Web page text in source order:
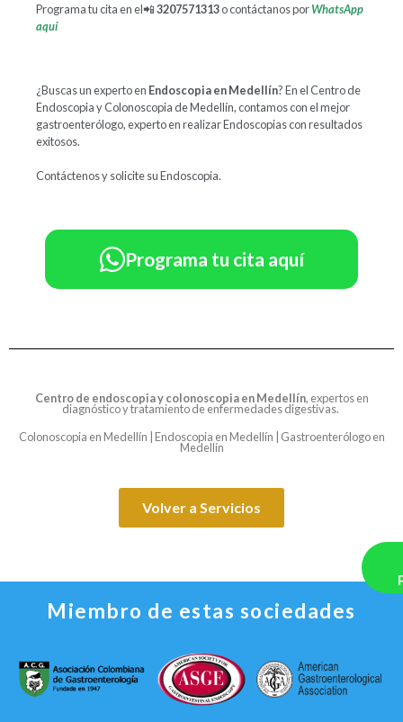
Programa tu cita en el📲3207571313o contáctanos porWhatsApp
aquí
¿Buscas un experto en Endoscopia en Medellín? En el Centro de
Endoscopia y Colonoscopia de Medellín, contamos con el mejor
gastroenterólogo, experto en realizar Endoscopias con resultados
exitosos.
Contáctenos y solicite su Endoscopia.
Programa tu cita aquí
Centro de endoscopia y colonoscopia en Medellín, expertos en
diagnóstico y tratamiento de enfermedades digestivas.
Colonoscopia en Medellín | Endoscopia en Medellín | Gastroenterólogo en
Medellín
Volver a Servicios
Miembro de estas sociedades